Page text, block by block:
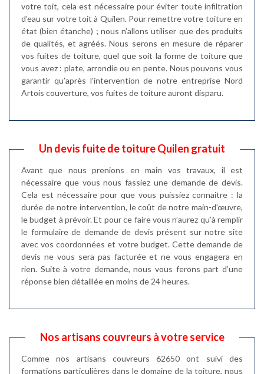
votre toit, cela est nécessaire pour éviter toute infiltration
d’eau sur votre toit à Quilen. Pour remettre votre toiture en
état (bien étanche) ; nous n’allons utiliser que des produits
de qualités, et agréés. Nous serons en mesure de réparer
vos fuites de toiture, quel que soit la forme de toiture que
vous avez : plate, arrondie ou en pente. Nous pouvons vous
garantir qu’après l’intervention de notre entreprise Nord
Artois couverture, vos fuites de toiture auront disparu.
Un devis fuite de toiture Quilen gratuit
Avant que nous prenions en main vos travaux, il est
nécessaire que vous nous fassiez une demande de devis.
Cela est nécessaire pour que vous puissiez connaitre : la
durée de notre intervention, le coût de notre main-d’œuvre,
le budget à prévoir. Et pour ce faire vous n’aurez qu’à remplir
le formulaire de demande de devis présent sur notre site
avec vos coordonnées et votre budget. Cette demande de
devis ne vous sera pas facturée et ne vous engagera en
rien. Suite à votre demande, nous vous ferons part d’une
réponse bien détaillée en moins de 24 heures.
Nos artisans couvreurs à votre service
Comme nos artisans couvreurs 62650 ont suivi des
formations particulières dans le domaine de la toiture, nous